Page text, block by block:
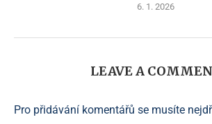
6. 1. 2026
LEAVE A
Pro přidávání komentářů se musíte